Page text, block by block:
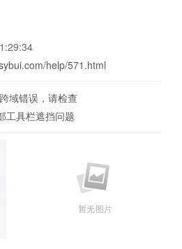
help/571.html
域错误，请检查
工具栏遮挡问题